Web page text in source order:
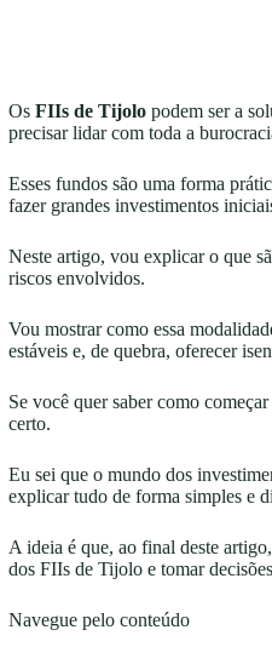
Os FIIs de Tijolo podem ser a
precisar lidar com toda a
Esses fundos são uma forma
fazer grandes investimentos
Neste artigo, vou explicar o que
riscos envolvidos.
Vou mostrar como essa
estáveis e, de quebra, oferecer
Se você quer saber como
certo.
Eu sei que o mundo dos
explicar tudo de forma simples e
A ideia é que, ao final deste
dos FIIs de Tijolo e tomar
Navegue pelo conteúdo